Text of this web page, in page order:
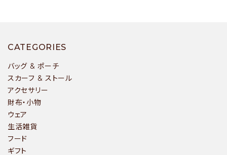
キーワード
カテゴリー
CATEGORIES
バッグ & ポーチ
スカーフ & ストール
アクセサリー
財布・小物
ウェア
生活雑貨
フード
ギフト